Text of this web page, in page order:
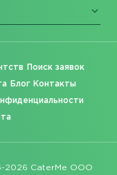
Поиск заявок
Блог Контакты
2026 CaterMe ООО